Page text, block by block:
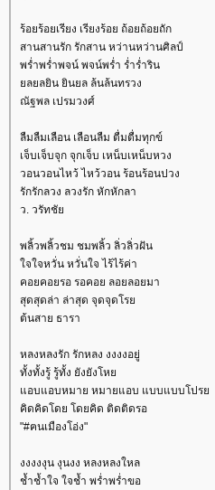
ร้อยร้อยเรียง เรียงร้อย ถ้อยถ้อยถัก
สานสานรัก รักสาน หว่านหว่านศิลป์
พร่ำพร่ำพจน์ พจน์พร่ำ ร่ำร่ำริน
ลยลยิน ยินยล ล้นล้นทรวง
ณัฐพล เปรมวงศ์
ลืมลืมเลือน เลือนลืม ตื่มตื่มทุกข์
เจ็บเจ็บจุก จุกเจ็บ เหน็บเหน็บหวง
วอนวอนไหว้ ไหว้วอน ร้อนร้อนปวง
รักรักลวง ลวงรัก หักหักลา
ว. วรัทชั
พลิ้วพลิ้วชม ชมพลิ้ว ลิ่วลิ่วฝัน
จใจหวั่น หวั่นใจ ไร้ไร้ค่า
คอยคอยรอ รอคอย ลอยลอยมา
สุดสุดล่า ล่าสุด จุดจุดโร
ต้นสาย ธารา
หลงหลงรัก รักหลง งงงงอยู่
ทั้งทั้งรู้ รู้ทั้ง ยังยังโห
อบแอบหมาย หมายแอบ แบบแบบโปร
คิดคิดโดย โดยคิด ติดติดรอ
"#ฅนเมืองโอ่ง"
งงงงงุน งุนงง หลงหลงใหล
ช้ำช้ำใจ ใจช้ำ พร่ำพร่ำขอ